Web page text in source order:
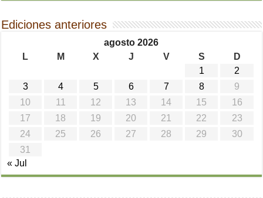
Ediciones anteriores
agosto 2026
L
M X J V S
D
1
2
3
4 5 6 7 8
9
10
11 12 13 14 15
16
17
18 19 20 21 22
23
24
25 26 27 28 29
30
31
« Jul